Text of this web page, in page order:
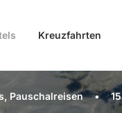
Kreuzfahrten
, Pauschalreisen •